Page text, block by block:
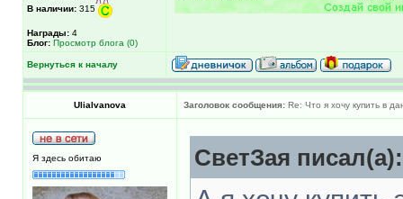
В наличии: 315
Награды: 4
Блог: Просмотр блога (0)
Вернуться к началу
UliaIvanova Заголовок сообщения: Re: Что я хочу купить в
Я здесь обитаю СветЗая писал(а):